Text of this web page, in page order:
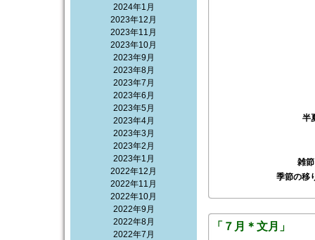
2024年1月
2023年12月
2023年11月
2023年10月
2023年9月
2023年8月
2023年7月
2023年6月
2023年5月
2023年4月
2023年3月
2023年2月
2023年1月
2022年12月
2022年11月
2022年10月
2022年9月
2022年8月
2022年7月
半
雑
季節の移
「７月＊文月」